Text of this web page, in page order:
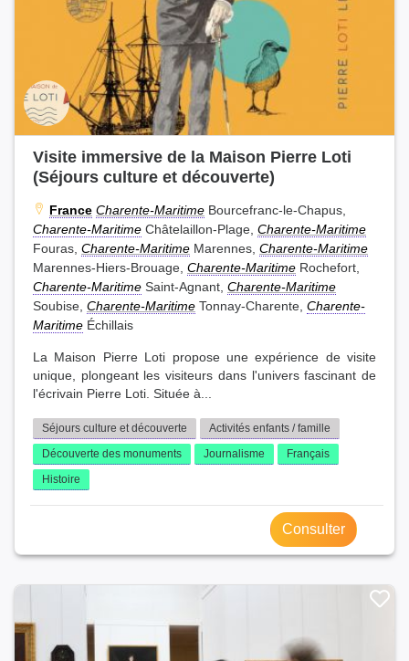
Visite immersive de la Maison Pierre Loti
(Séjours culture et découverte)
France Charente-Maritime Bourcefranc-le-Chapus,
Charente-Maritime Châtelaillon-Plage, Charente-Maritime
Fouras, Charente-Maritime Marennes, Charente-Maritime
Marennes-Hiers-Brouage, Charente-Maritime Rochefort,
Charente-Maritime Saint-Agnant, Charente-Maritime
Soubise, Charente-Maritime Tonnay-Charente, Charente-
Maritime Échillais
La Maison Pierre Loti propose une expérience de visite
unique, plongeant les visiteurs dans l'univers fascinant de
l'écrivain Pierre Loti. Située à...
Séjours culture et découverte
Activités enfants / famille
Découverte des monuments
Journalisme
Français
Histoire
Consulter